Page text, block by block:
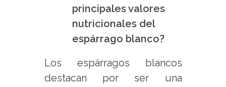
principales valores
nutricionales del
espárrago blanco?
Los espárragos blancos
destacan por ser una